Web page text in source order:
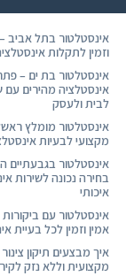
אינסטלטור בתל אביב
וזמין לתקלות
אינסטלטור בת ים –
אינסטלציה מהירים עם
לבית ולעסק
אינסטלטור מומלץ
מקצועי לבעיות
אינסטלטור בגבעתיים
בחירה נכונה לשירות
איכותי
אינסטלטור עם
אמין וזמין לכל בעיית
איך מבצעים תיקון
מקצועית וללא נזק